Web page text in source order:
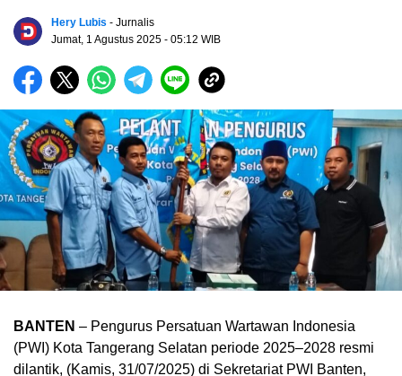
Hery Lubis - Jurnalis
Jumat, 1 Agustus 2025 - 05:12 WIB
BANTEN – Pengurus Persatuan Wartawan Indonesia
(PWI) Kota Tangerang Selatan periode 2025–2028 resmi
dilantik, (Kamis, 31/07/2025) di Sekretariat PWI Banten,